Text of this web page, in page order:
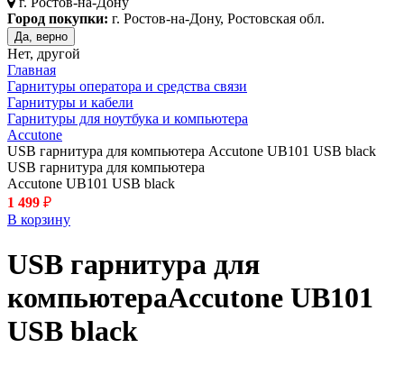
Город покупки: г. Ростов-на-Дону, Ростовская обл.
Да, верно
Нет, другой
Главная
Гарнитуры оператора и средства связи
Гарнитуры и кабели
Гарнитуры для ноутбука и компьютера
Accutone
USB гарнитура для компьютера Accutone UB101 USB black
USB гарнитура для компьютера
Accutone UB101 USB black
1 499 ₽
В корзину
USB гарнитура для
компьютераAccutone UB101
USB black